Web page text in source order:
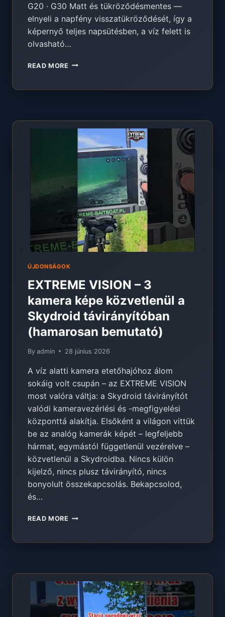
G20 · G30 Matt és tükröződésmentes —
elnyeli a napfény visszatükröződését, így a
képernyő teljes napsütésben, a víz felett is
olvasható…
READ MORE ÚJDONSÁG:
TARTÓK
SAJÁT
FELIRATTAL
ÚJDONSÁGOK
EXTREME VISION – 3
kamera képe közvetlenül a
Skydroid távirányítóban
(hamarosan bemutató)
By admin 28 június 2026
A víz alatti kamera etetőhajóhoz álom
sokáig volt csupán – az EXTREME VISION
most valóra váltja: a Skydroid távirányítót
valódi kameravezérlési és -megfigyelési
központtá alakítja. Elsőként a világon vittük
be az analóg kamerák képét – legfeljebb
hármat, egymástól függetlenül vezérelve –
közvetlenül a Skydroidba. Nincs külön
kijelző, nincs plusz távirányító, nincs
bonyolult összekapcsolás. Bekapcsolod,
és…
READ MORE EXTREME
SKYDROID
TÁVIRÁNYÍTÓBAN